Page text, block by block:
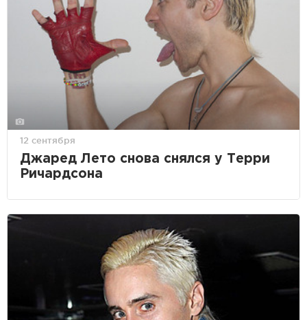
12 сентября
Джаред Лето снова снялся у Терри
Ричардсона